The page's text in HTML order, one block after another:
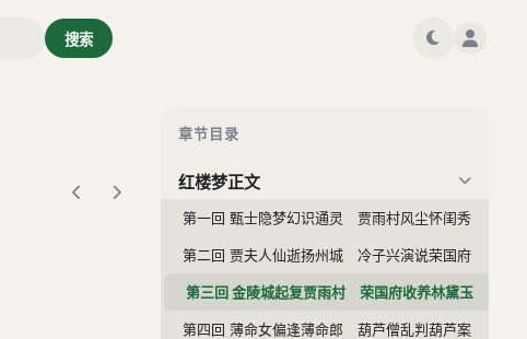
搜索
章节目录
红楼梦正文
第一回 甄士隐梦幻识通灵 贾雨村风尘怀闺秀
第二回 贾夫人仙逝扬州城 冷子兴演说荣国府
第三回 金陵城起复贾雨村 荣国府收养林黛玉
第四回 薄命女偏逢薄命郎 葫芦僧乱判葫芦案